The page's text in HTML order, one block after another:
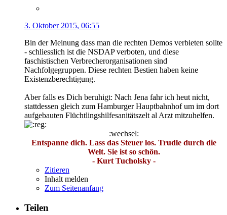
3. Oktober 2015, 06:55
Bin der Meinung dass man die rechten Demos verbieten sollte
- schliesslich ist die NSDAP verboten, und diese
faschistischen Verbrecherorganisationen sind
Nachfolgegruppen. Diese rechten Bestien haben keine
Existenzberechtigung.
Aber falls es Dich beruhigt: Nach Jena fahr ich heut nicht,
stattdessen gleich zum Hamburger Hauptbahnhof um im dort
aufgebauten Flüchtlingshilfesanitätszelt al Arzt mitzuhelfen.
:wechsel:
Entspanne dich. Lass das Steuer los. Trudle durch die
Welt. Sie ist so schön.
- Kurt Tucholsky -
Zitieren
Inhalt melden
Zum Seitenanfang
Teilen